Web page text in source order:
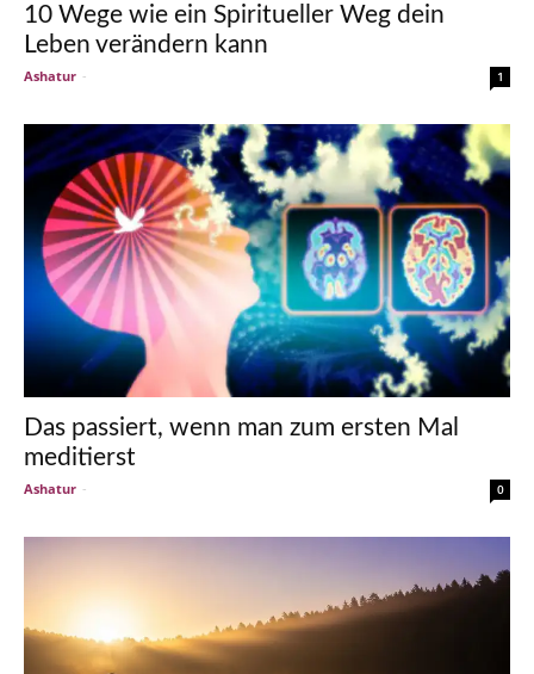
10 Wege wie ein Spiritueller Weg dein
Leben verändern kann
Ashatur - 1
Das passiert, wenn man zum ersten Mal
meditierst
Ashatur - 0